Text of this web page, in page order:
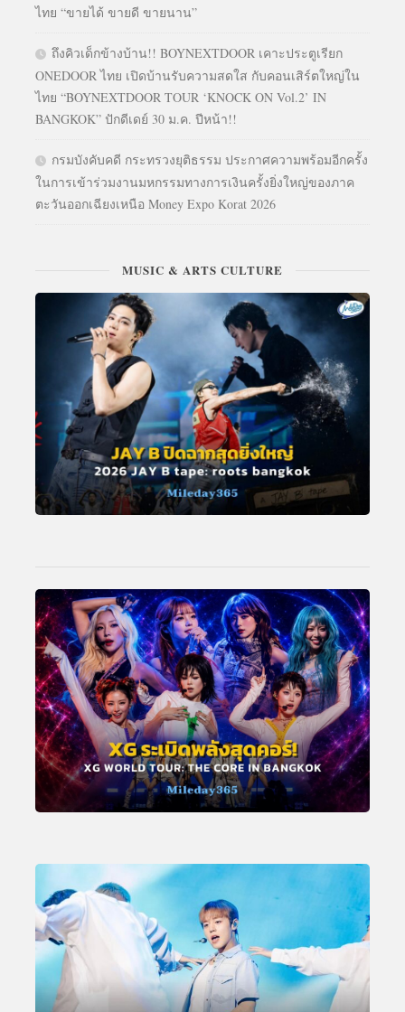
ไทย “ขายได้ ขายดี ขายนาน”
ถึงคิวเด็กข้างบ้าน!! BOYNEXTDOOR เคาะประตูเรียก
ONEDOOR ไทย เปิดบ้านรับความสดใส กับคอนเสิร์ตใหญ่ใน
ไทย “BOYNEXTDOOR TOUR ‘KNOCK ON Vol.2’ IN
BANGKOK” ปักดีเดย์ 30 ม.ค. ปีหน้า!!
กรมบังคับคดี กระทรวงยุติธรรม ประกาศความพร้อมอีกครั้ง
ในการเข้าร่วมงานมหกรรมทางการเงินครั้งยิ่งใหญ่ของภาค
ตะวันออกเฉียงเหนือ Money Expo Korat 2026
MUSIC & ARTS CULTURE